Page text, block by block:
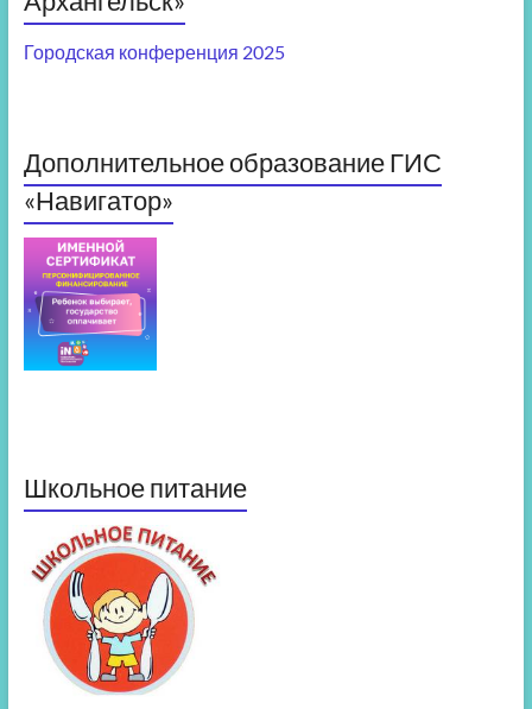
Городская конференция 2025
Дополнительное образование ГИС
«Навигатор»
Школьное питание